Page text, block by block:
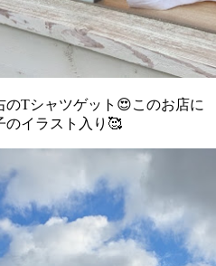
Tシャツゲット😍このお店に
のイラスト入り🥰